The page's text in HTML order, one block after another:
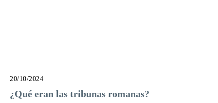
20/10/2024
¿Qué eran las tribunas romanas?